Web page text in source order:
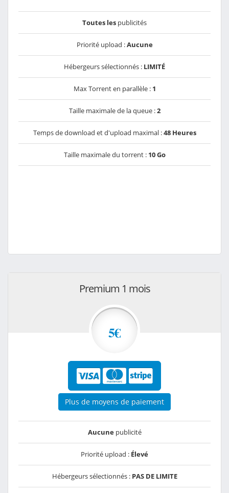
Toutes les publicités
Priorité upload :Aucune
Hébergeurs sélectionnés : LIMITÉ
Max Torrent en parallèle : 1
Taille maximale de la queue :2
Temps de download et d'upload maximal :48 Heures
Taille maximale du torrent : 10 Go
Premium 1 mois
5€
Plus de moyens de paiement
Aucunepublicité
Priorité upload : Élevé
Hébergeurs sélectionnés : PAS DE LIMITE